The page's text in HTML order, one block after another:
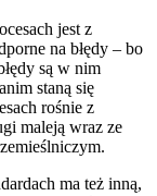
jest z
na błędy – bo
są w nim
staną się
rośnie z
maleją wraz ze
ma też inną,